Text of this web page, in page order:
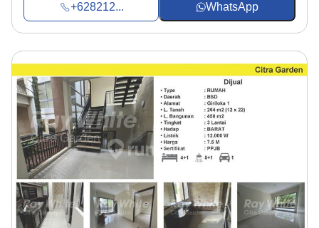
+628212... WhatsApp